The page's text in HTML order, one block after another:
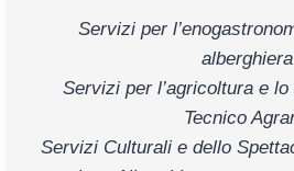
Servizi per
alberghiera
Servizi per l’agricoltura e
Tecnico
Servizi Culturali e dello